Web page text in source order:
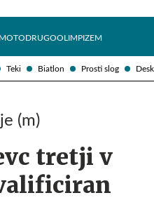
Teki Biatlon Prosti slog
MOTODRUGOOLIMPIZEM
(m)
tretji v